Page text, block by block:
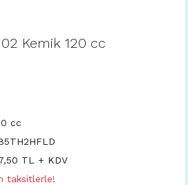
Kemik 120 cc
cc
TL + KDV
taksitlerle!